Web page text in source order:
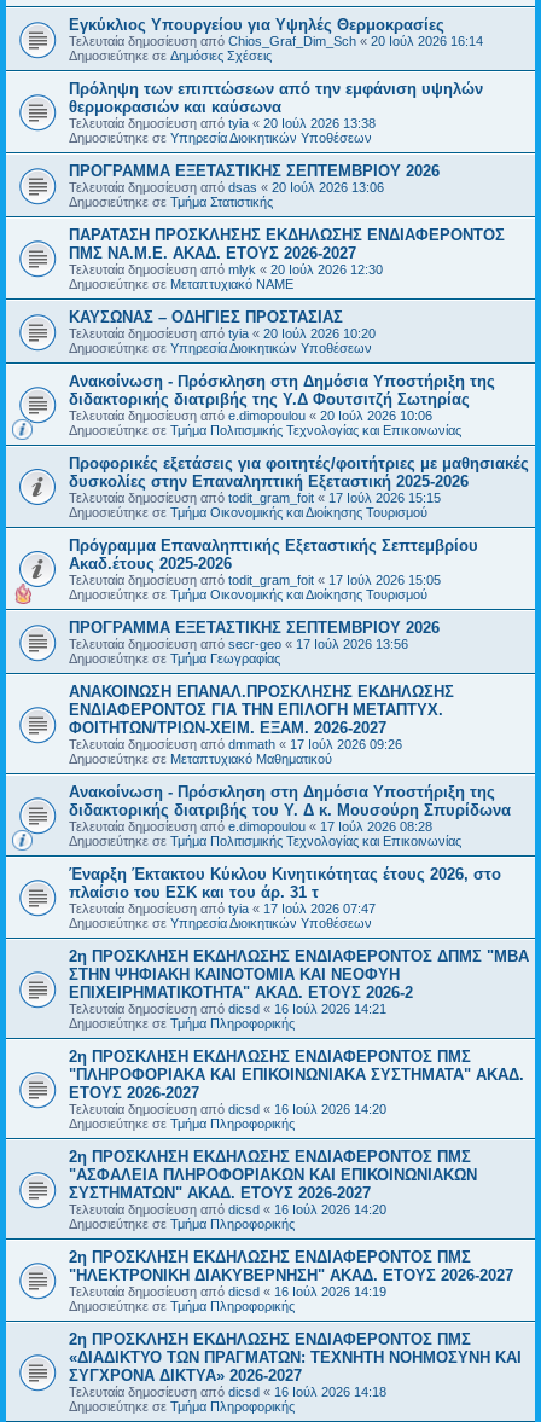
Εγκύκλιος Υπουργείου για Υψηλές Θερμοκρασίες
Τελευταία δημοσίευση από Chios_Graf_Dim_Sch « 20 Ιούλ 2026 16:14
Δημοσιεύτηκε σε Δημόσιες Σχέσεις
Πρόληψη των επιπτώσεων από την εμφάνιση υψηλών
θερμοκρασιών και καύσωνα
Τελευταία δημοσίευση από tyia « 20 Ιούλ 2026 13:38
Δημοσιεύτηκε σε Υπηρεσία Διοικητικών Υποθέσεων
ΠΡΟΓΡΑΜΜΑ ΕΞΕΤΑΣΤΙΚΗΣ ΣΕΠΤΕΜΒΡΙΟΥ 2026
Τελευταία δημοσίευση από dsas « 20 Ιούλ 2026 13:06
Δημοσιεύτηκε σε Τμήμα Στατιστικής
ΠΑΡΑΤΑΣΗ ΠΡΟΣΚΛΗΣΗΣ ΕΚΔΗΛΩΣΗΣ ΕΝΔΙΑΦΕΡΟΝΤΟΣ
ΠΜΣ ΝΑ.Μ.Ε. ΑΚΑΔ. ΕΤΟΥΣ 2026-2027
Τελευταία δημοσίευση από mlyk « 20 Ιούλ 2026 12:30
Δημοσιεύτηκε σε Μεταπτυχιακό ΝΑΜΕ
ΚΑΥΣΩΝΑΣ – ΟΔΗΓΙΕΣ ΠΡΟΣΤΑΣΙΑΣ
Τελευταία δημοσίευση από tyia « 20 Ιούλ 2026 10:20
Δημοσιεύτηκε σε Υπηρεσία Διοικητικών Υποθέσεων
Ανακοίνωση - Πρόσκληση στη Δημόσια Υποστήριξη της
διδακτορικής διατριβής της Υ.Δ Φουτσιτζή Σωτηρίας
Τελευταία δημοσίευση από e.dimopoulou « 20 Ιούλ 2026 10:06
Δημοσιεύτηκε σε Τμήμα Πολιτισμικής Τεχνολογίας και Επικοινωνίας
Προφορικές εξετάσεις για φοιτητές/φοιτήτριες με μαθησιακές
δυσκολίες στην Επαναληπτική Εξεταστική 2025-2026
Τελευταία δημοσίευση από todit_gram_foit « 17 Ιούλ 2026 15:15
Δημοσιεύτηκε σε Τμήμα Οικονομικής και Διοίκησης Τουρισμού
Πρόγραμμα Επαναληπτικής Εξεταστικής Σεπτεμβρίου
Ακαδ.έτους 2025-2026
Τελευταία δημοσίευση από todit_gram_foit « 17 Ιούλ 2026 15:05
Δημοσιεύτηκε σε Τμήμα Οικονομικής και Διοίκησης Τουρισμού
ΠΡΟΓΡΑΜΜΑ ΕΞΕΤΑΣΤΙΚΗΣ ΣΕΠΤΕΜΒΡΙΟΥ 2026
Τελευταία δημοσίευση από secr-geo « 17 Ιούλ 2026 13:56
Δημοσιεύτηκε σε Τμήμα Γεωγραφίας
ΑΝΑΚΟΙΝΩΣΗ ΕΠΑΝΑΛ.ΠΡΟΣΚΛΗΣΗΣ ΕΚΔΗΛΩΣΗΣ
ΕΝΔΙΑΦΕΡΟΝΤΟΣ ΓΙΑ ΤΗΝ ΕΠΙΛΟΓΗ ΜΕΤΑΠΤΥΧ.
ΦΟΙΤΗΤΩΝ/ΤΡΙΩΝ-ΧΕΙΜ. ΕΞΑΜ. 2026-2027
Τελευταία δημοσίευση από dmmath « 17 Ιούλ 2026 09:26
Δημοσιεύτηκε σε Μεταπτυχιακό Μαθηματικού
Ανακοίνωση - Πρόσκληση στη Δημόσια Υποστήριξη της
διδακτορικής διατριβής του Υ. Δ κ. Μουσούρη Σπυρίδωνα
Τελευταία δημοσίευση από e.dimopoulou « 17 Ιούλ 2026 08:28
Δημοσιεύτηκε σε Τμήμα Πολιτισμικής Τεχνολογίας και Επικοινωνίας
Έναρξη Έκτακτου Κύκλου Κινητικότητας έτους 2026, στο
πλαίσιο του ΕΣΚ και του άρ. 31 τ
Τελευταία δημοσίευση από tyia « 17 Ιούλ 2026 07:47
Δημοσιεύτηκε σε Υπηρεσία Διοικητικών Υποθέσεων
2η ΠΡΟΣΚΛΗΣΗ ΕΚΔΗΛΩΣΗΣ ΕΝΔΙΑΦΕΡΟΝΤΟΣ ΔΠΜΣ "ΜΒΑ
ΣΤΗΝ ΨΗΦΙΑΚΗ ΚΑΙΝΟΤΟΜΙΑ ΚΑΙ ΝΕΟΦΥΗ
ΕΠΙΧΕΙΡΗΜΑΤΙΚΟΤΗΤΑ" ΑΚΑΔ. ΕΤΟΥΣ 2026-2
Τελευταία δημοσίευση από dicsd « 16 Ιούλ 2026 14:21
Δημοσιεύτηκε σε Τμήμα Πληροφορικής
2η ΠΡΟΣΚΛΗΣΗ ΕΚΔΗΛΩΣΗΣ ΕΝΔΙΑΦΕΡΟΝΤΟΣ ΠΜΣ
"ΠΛΗΡΟΦΟΡΙΑΚΑ ΚΑΙ ΕΠΙΚΟΙΝΩΝΙΑΚΑ ΣΥΣΤΗΜΑΤΑ" ΑΚΑΔ.
ΕΤΟΥΣ 2026-2027
Τελευταία δημοσίευση από dicsd « 16 Ιούλ 2026 14:20
Δημοσιεύτηκε σε Τμήμα Πληροφορικής
2η ΠΡΟΣΚΛΗΣΗ ΕΚΔΗΛΩΣΗΣ ΕΝΔΙΑΦΕΡΟΝΤΟΣ ΠΜΣ
"ΑΣΦΑΛΕΙΑ ΠΛΗΡΟΦΟΡΙΑΚΩΝ ΚΑΙ ΕΠΙΚΟΙΝΩΝΙΑΚΩΝ
ΣΥΣΤΗΜΑΤΩΝ" ΑΚΑΔ. ΕΤΟΥΣ 2026-2027
Τελευταία δημοσίευση από dicsd « 16 Ιούλ 2026 14:20
Δημοσιεύτηκε σε Τμήμα Πληροφορικής
2η ΠΡΟΣΚΛΗΣΗ ΕΚΔΗΛΩΣΗΣ ΕΝΔΙΑΦΕΡΟΝΤΟΣ ΠΜΣ
"ΗΛΕΚΤΡΟΝΙΚΗ ΔΙΑΚΥΒΕΡΝΗΣΗ" ΑΚΑΔ. ΕΤΟΥΣ 2026-2027
Τελευταία δημοσίευση από dicsd « 16 Ιούλ 2026 14:19
Δημοσιεύτηκε σε Τμήμα Πληροφορικής
2η ΠΡΟΣΚΛΗΣΗ ΕΚΔΗΛΩΣΗΣ ΕΝΔΙΑΦΕΡΟΝΤΟΣ ΠΜΣ
«ΔΙΑΔΙΚΤΥΟ ΤΩΝ ΠΡΑΓΜΑΤΩΝ: ΤΕΧΝΗΤΗ ΝΟΗΜΟΣΥΝΗ ΚΑΙ
ΣΥΓΧΡΟΝΑ ΔΙΚΤΥΑ» 2026-2027
Τελευταία δημοσίευση από dicsd « 16 Ιούλ 2026 14:18
Δημοσιεύτηκε σε Τμήμα Πληροφορικής